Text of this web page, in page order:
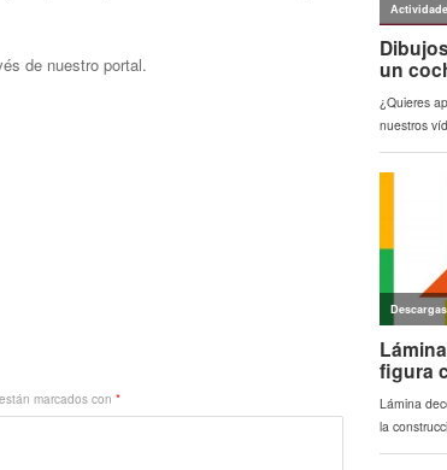
de nuestro portal.
marcados con *